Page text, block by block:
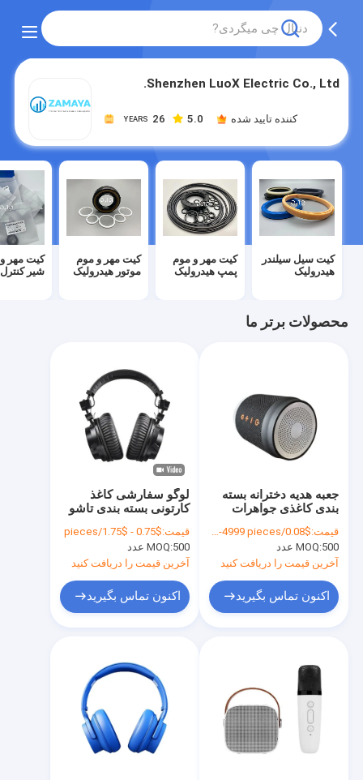
Shenzhen LuoX Electric Co., Ltd.
26
YEARS 5.0 کننده تایید شده
کیت سیل سیلندر
هیدرولیک
کیت مهر و موم
پمپ هیدرولیک
کیت مهر و موم
موتور هیدرولیک
کیت مهر
شیر کنترل
محصولات برتر ما
لوگو سفارشی کاغذ
کارتونی بسته بندی تاشو
جعبه هدیه مغناطیسی
لوکس با بندش نوار
قیمت:$0.75 - $1.75/pieces
MOQ:500 عدد
آخرین قیمت را دریافت کنید
اکنون تماس بگیرید
جعبه هدیه دخترانه بسته
بندی کاغذی جواهرات
بسته بندی ارزان
قیمت:$0.08/pieces 500-4999 pieces
MOQ:500 عدد
آخرین قیمت را دریافت کنید
اکنون تماس بگیرید